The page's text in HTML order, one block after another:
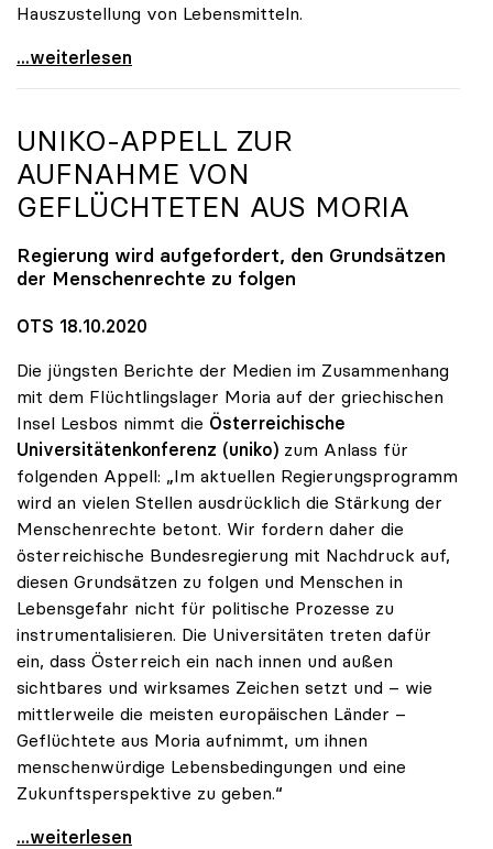
Hauszustellung von Lebensmitteln.
Online-Kampagne „UNInteressant?“ legt Fokus auf
...weiterlesen
UNIKO-APPELL ZUR
AUFNAHME VON
GEFLÜCHTETEN AUS MORIA
Regierung wird aufgefordert, den Grundsätzen
der Menschenrechte zu folgen
OTS 18.10.2020
Die jüngsten Berichte der Medien im Zusammenhang
mit dem Flüchtlingslager Moria auf der griechischen
Insel Lesbos nimmt die Österreichische
Universitätenkonferenz (uniko) zum Anlass für
folgenden Appell: „Im aktuellen Regierungsprogramm
wird an vielen Stellen ausdrücklich die Stärkung der
Menschenrechte betont. Wir fordern daher die
österreichische Bundesregierung mit Nachdruck auf,
diesen Grundsätzen zu folgen und Menschen in
Lebensgefahr nicht für politische Prozesse zu
instrumentalisieren. Die Universitäten treten dafür
ein, dass Österreich ein nach innen und außen
sichtbares und wirksames Zeichen setzt und – wie
mittlerweile die meisten europäischen Länder –
Geflüchtete aus Moria aufnimmt, um ihnen
menschenwürdige Lebensbedingungen und eine
Zukunftsperspektive zu geben.“
uniko-Appell zur Aufnahme von Geflüchteten aus
...weiterlesen